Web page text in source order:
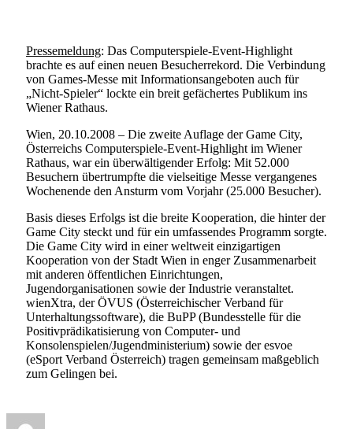
Pressemeldung: Das Computerspiele-Event-Highlight
brachte es auf einen neuen Besucherrekord. Die Verbindung
von Games-Messe mit Informationsangeboten auch für
„Nicht-Spieler“ lockte ein breit gefächertes Publikum ins
Wiener Rathaus.
Wien, 20.10.2008 – Die zweite Auflage der Game City,
Österreichs Computerspiele-Event-Highlight im Wiener
Rathaus, war ein überwältigender Erfolg: Mit 52.000
Besuchern übertrumpfte die vielseitige Messe vergangenes
Wochenende den Ansturm vom Vorjahr (25.000 Besucher).
Basis dieses Erfolgs ist die breite Kooperation, die hinter der
Game City steckt und für ein umfassendes Programm sorgte.
Die Game City wird in einer weltweit einzigartigen
Kooperation von der Stadt Wien in enger Zusammenarbeit
mit anderen öffentlichen Einrichtungen,
Jugendorganisationen sowie der Industrie veranstaltet.
wienXtra, der ÖVUS (Österreichischer Verband für
Unterhaltungssoftware), die BuPP (Bundesstelle für die
Positivprädikatisierung von Computer- und
Konsolenspielen/Jugendministerium) sowie der esvoe
(eSport Verband Österreich) tragen gemeinsam maßgeblich
zum Gelingen bei.